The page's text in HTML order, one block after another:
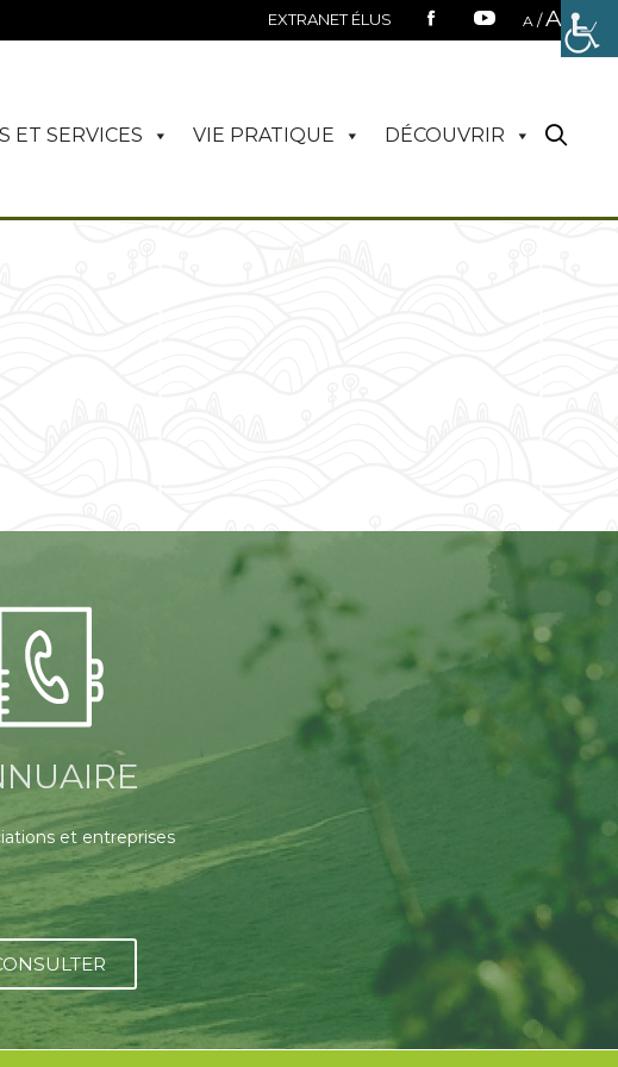
EXTRANET ÉLUS A /A
ET SERVICES VIE PRATIQUE DÉCOUVRIR
et entreprises